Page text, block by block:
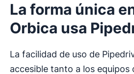
La forma única
Orbica usa
La facilidad de uso de
accesible tanto a los equipos